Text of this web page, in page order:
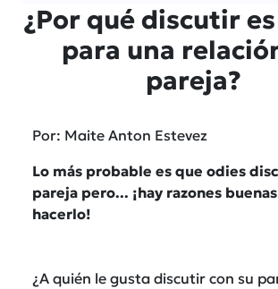
¿Por qué discutir
para una
pareja?
Por: Maite Anton Estevez
Lo más probable es que odies
pareja pero... ¡hay razones
hacerlo!
¿A quién le gusta discutir con su